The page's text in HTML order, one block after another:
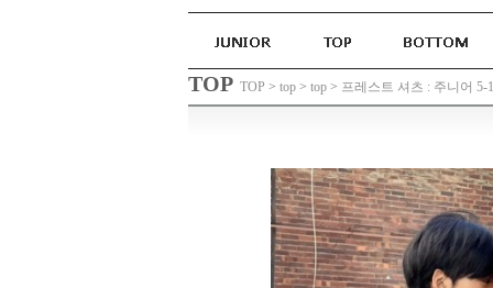
TOP TOP > top > top > 프레스트 셔츠 : 주니어 5-